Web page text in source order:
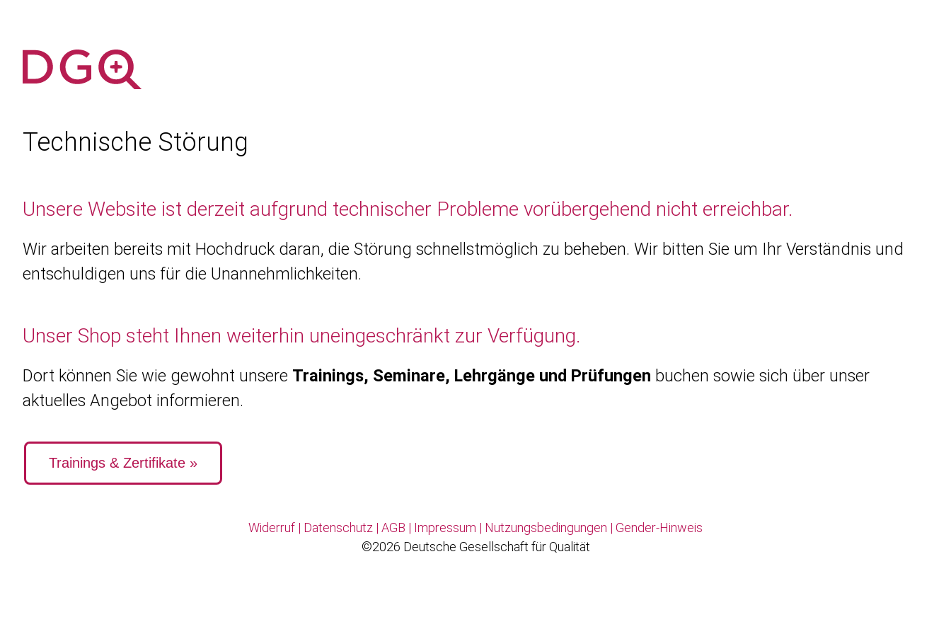
Technische Störung
Unsere Website ist derzeit aufgrund technischer Probleme vorübergehend nicht erreichbar.
Wir arbeiten bereits mit Hochdruck daran, die Störung schnellstmöglich zu beheben. Wir bitten Sie um Ihr Verständnis und
entschuldigen uns für die Unannehmlichkeiten.
Unser Shop steht Ihnen weiterhin uneingeschränkt zur Verfügung.
Dort können Sie wie gewohnt unsere Trainings, Seminare, Lehrgänge und Prüfungen buchen sowie sich über unser
aktuelles Angebot informieren.
Trainings & Zertifikate »
Widerruf | Datenschutz | AGB | Impressum | Nutzungsbedingungen | Gender-Hinweis
©2026 Deutsche Gesellschaft für Qualität